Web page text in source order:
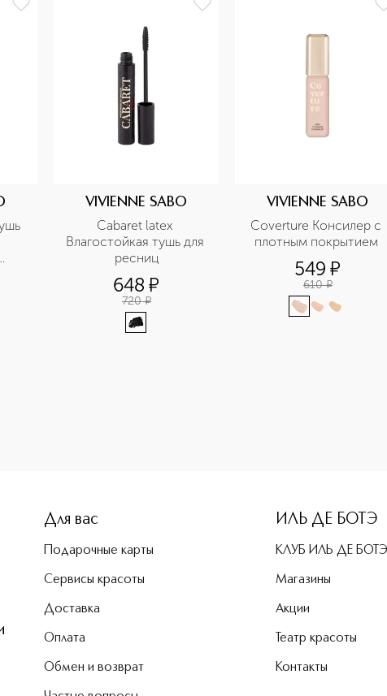
VIVIENNE SABO
Cabaret latex
Влагостойкая тушь для
ресниц
648 ¤
720 ¤
VIVIENNE SABO
Coverture Консилер с
плотным покрытием
549 ¤
610 ¤
Для вас
Подарочные карты
Сервисы красоты
Доставка
Оплата
Обмен и возврат
ИЛЬ ДЕ БОТЭ
КЛУБ ИЛЬ ДЕ БОТЭ
Магазины
Акции
Театр красоты
Контакты